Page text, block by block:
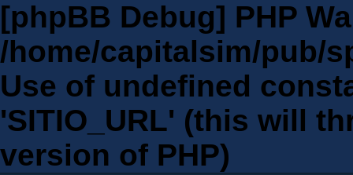
[phpBB Debug] PHP
/home/capitalsim/pub/
Use of undefined
'SITIO_URL' (this will
version of PHP)